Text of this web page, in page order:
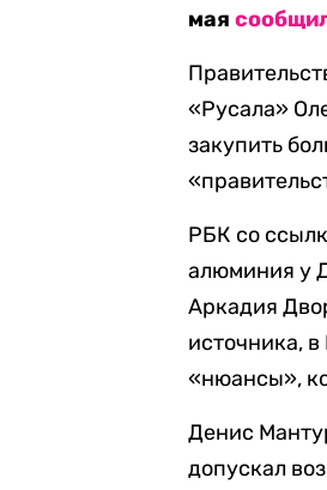
мая
«Русала»
закупить
РБК со
алюминия у
Аркадия
источника,
«нюансы»,
Денис
допускал